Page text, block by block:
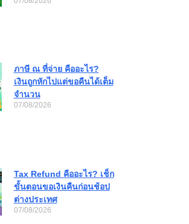
ภาษี ณ ที่จ่าย คืออะไร?
เงินถูกหักไปแต่ขอคืนได้เต็ม
จำนวน
07/08/2026
Tax Refund คืออะไร? เช็ก
ขั้นตอนขอเงินคืนก่อนช้อป
ต่างประเทศ
07/08/2026